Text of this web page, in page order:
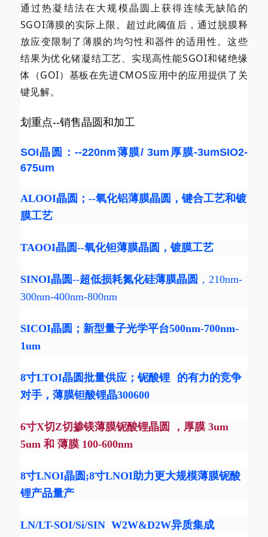
通过热凝结法在大规模晶圆上获得连续无缺陷的
SGOI薄膜的实际上限。超过此阈值后，通过脱膜释
放应变限制了薄膜的均匀性和器件的适用性。这些
结果为优化锗凝结工艺、实现高性能SGOI和锗绝缘
体（GOI）基板在先进CMOS应用中的应用提供了关
键见解。
划重点--销售晶圆和加工
SOI晶圆：--220nm薄膜/ 3um厚膜-3umSIO2-
675um
ALOOI晶圆 ；--氧化铝薄膜晶圆 ，键合工艺和镀
膜工艺
TAOOI晶圆--氧化钽薄膜晶圆 ，镀膜工艺
SINOI晶圆--超低损耗氮化硅薄膜晶圆 ，210nm-
300nm-400nm-800nm
SICOI晶圆 ；新型量子光学平台500nm-700nm-
1um
8寸LTOI晶圆批量供应；铌酸锂
的有力的竞争
对手，薄膜钽酸锂晶300600
6寸X切Z切掺镁薄膜铌酸锂晶圆 ，厚膜 3um
5um 和 薄膜 100-600nm
8寸LNOI晶圆;8寸LNOI助力更大规模薄膜铌酸
锂产品量产
LN/LT-SOI/Si/SIN W2W&D2W异质集成